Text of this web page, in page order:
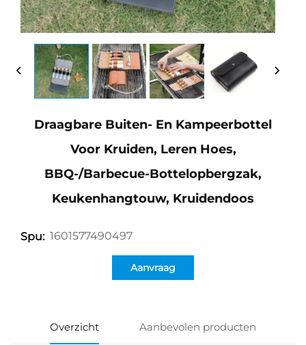
Draagbare Buiten- En Kampeerbottel
Voor Kruiden, Leren Hoes,
BBQ-/barbecue-Bottelopbergzak,
Keukenhangtouw, Kruidendoos
Spu: 1601577490497
Aanvraag
Overzicht Aanbevolen producten